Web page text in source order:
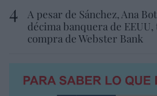
A pesar de Sánchez, Ana
décima banquera de
compra de Webster Bank